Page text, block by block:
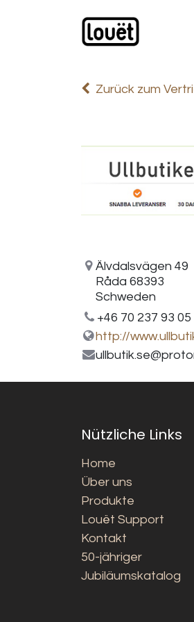
Zurück zum
Älvdalsvägen 49
Råda 68393
Schweden
+46 70 237 93 05
http://
Nützliche Links
Home
Über uns
Produkte
Louët Support
Kontakt
50-jähriger
Jubiläumskatalog